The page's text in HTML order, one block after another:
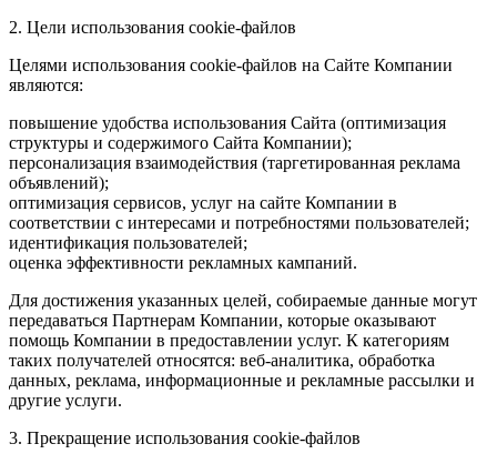
2. Цели использования cookie-файлов
Целями использования cookie-файлов на Сайте Компании
являются:
повышение удобства использования Сайта (оптимизация
структуры и содержимого Сайта Компании);
персонализация взаимодействия (таргетированная реклама
объявлений);
оптимизация сервисов, услуг на сайте Компании в
соответствии с интересами и потребностями пользователей;
идентификация пользователей;
оценка эффективности рекламных кампаний.
Для достижения указанных целей, собираемые данные могут
передаваться Партнерам Компании, которые оказывают
помощь Компании в предоставлении услуг. К категориям
таких получателей относятся: веб-аналитика, обработка
данных, реклама, информационные и рекламные рассылки и
другие услуги.
3. Прекращение использования cookie-файлов